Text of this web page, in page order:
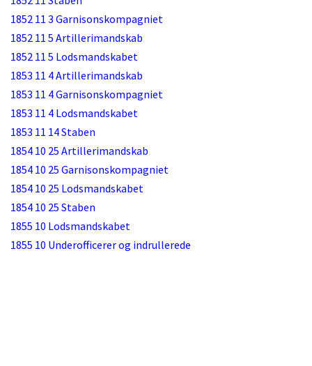
1852 11 3 Garnisonskompagniet
1852 11 5 Artillerimandskab
1852 11 5 Lodsmandskabet
1853 11 4 Artillerimandskab
1853 11 4 Garnisonskompagniet
1853 11 4 Lodsmandskabet
1853 11 14 Staben
1854 10 25 Artillerimandskab
1854 10 25 Garnisonskompagniet
1854 10 25 Lodsmandskabet
1854 10 25 Staben
1855 10 Lodsmandskabet
1855 10 Underofficerer og indrullerede